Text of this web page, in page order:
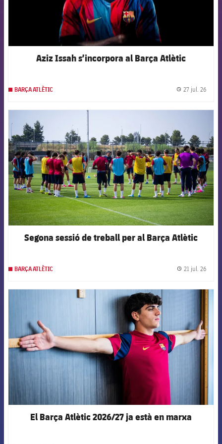
Aziz Issah s’incorpora al Barça Atlètic
BARÇA ATLÈTIC 27 jul. 26
Segona sessió de treball per al Barça Atlètic
BARÇA ATLÈTIC 21 jul. 26
FCB Barcelona badge
El Barça Atlètic 2026/27 ja està en marxa